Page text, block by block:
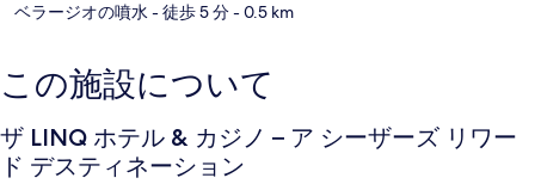
ベラージオの噴水- 徒歩 5 分- 0.5 km
この施設について
ザ LINQ ホテル & カジノ – ア シーザーズ リワー
ド デスティネーション